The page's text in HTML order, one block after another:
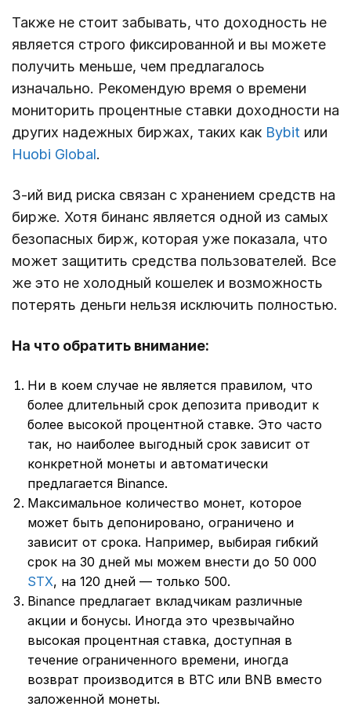
Также не стоит забывать, что доходность не
является строго фиксированной и вы можете
получить меньше, чем предлагалось
изначально. Рекомендую время о времени
мониторить процентные ставки доходности на
других надежных биржах, таких как Bybit или
Huobi Global.
3-ий вид риска связан с хранением средств на
бирже. Хотя бинанс является одной из самых
безопасных бирж, которая уже показала, что
может защитить средства пользователей. Все
же это не холодный кошелек и возможность
потерять деньги нельзя исключить полностью.
На что обратить внимание:
Ни в коем случае не является правилом, что
более длительный срок депозита приводит к
более высокой процентной ставке. Это часто
так, но наиболее выгодный срок зависит от
конкретной монеты и автоматически
предлагается Binance.
Максимальное количество монет, которое
может быть депонировано, ограничено и
зависит от срока. Например, выбирая гибкий
срок на 30 дней мы можем внести до 50 000
STX, на 120 дней — только 500.
Binance предлагает вкладчикам различные
акции и бонусы. Иногда это чрезвычайно
высокая процентная ставка, доступная в
течение ограниченного времени, иногда
возврат производится в BTC или BNB вместо
заложенной монеты.